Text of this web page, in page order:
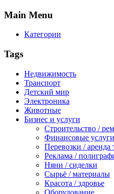
Main Menu
Категории
Tags
Недвижимость
Транспорт
Детский мир
Электроника
Животные
Бизнес и услуги
Строительство /
Финансовые
Перевозки / аренда
Реклама /
Няни / сиделки
Сырьё / материалы
Красота / здровье
Оборудование